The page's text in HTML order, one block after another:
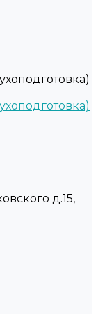
д.15,